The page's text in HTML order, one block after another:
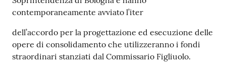
contemporaneamente avviato l’iter
dell’accordo per la progettazione ed esecuzione delle
opere di consolidamento che utilizzeranno i fondi
straordinari stanziati dal Commissario Figliuolo.